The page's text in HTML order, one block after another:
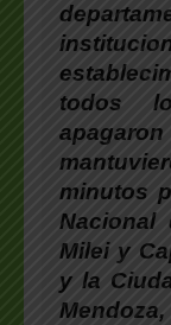
todos
minutos
Nacional
Milei y
y la